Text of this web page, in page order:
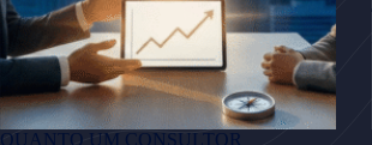
QUANTO UM CONSULTOR